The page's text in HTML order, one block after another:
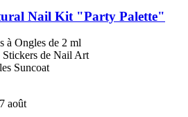
Nail Kit "Party Palette"
à Ongles de 2 ml
Stickers de Nail Art
Suncoat
août